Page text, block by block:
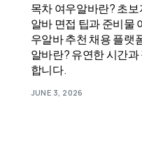
목차 여우알바란? 초
알바 면접 팁과 준비물
우알바 추천 채용 플랫
알바란? 유연한 시간
합니다.
JUNE 3, 2026